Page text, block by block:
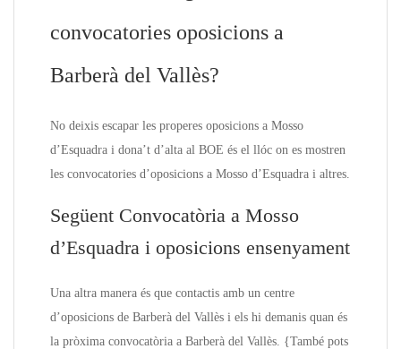
convocatories oposicions a
Barberà del Vallès?
No deixis escapar les properes oposicions a Mosso
d’Esquadra i dona’t d’alta al BOE és el llóc on es mostren
les convocatories d’oposicions a Mosso d’Esquadra i altres.
Següent Convocatòria a Mosso
d’Esquadra i oposicions ensenyament
Una altra manera és que contactis amb un centre
d’oposicions de Barberà del Vallès i els hi demanis quan és
la pròxima convocatòria a Barberà del Vallès. {També pots